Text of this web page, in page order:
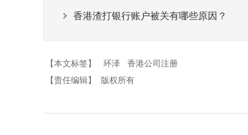
香港渣打银行账户被关有哪些原因？
【本文标签】 环泽
香港公司注册
【责任编辑】
版权所有